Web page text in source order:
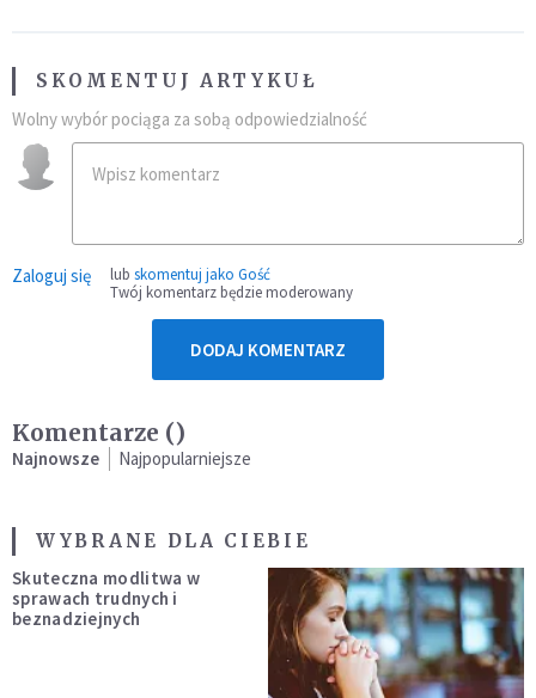
SKOMENTUJ ARTYKUŁ
Wolny wybór pociąga za sobą odpowiedzialność
Zaloguj się lub skomentuj jako Gość
Twój komentarz będzie moderowany
DODAJ KOMENTARZ
Komentarze ()
Najnowsze Najpopularniejsze
WYBRANE DLA CIEBIE
Skuteczna modlitwa w
sprawach trudnych i
beznadziejnych